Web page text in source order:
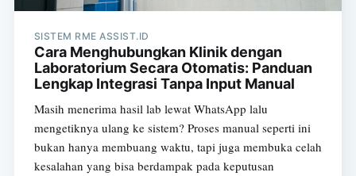
SISTEM RME ASSIST.ID
Cara Menghubungkan Klinik dengan
Laboratorium Secara Otomatis: Panduan
Lengkap Integrasi Tanpa Input Manual
Masih menerima hasil lab lewat WhatsApp lalu
mengetiknya ulang ke sistem? Proses manual seperti ini
bukan hanya membuang waktu, tapi juga membuka celah
kesalahan yang bisa berdampak pada keputusan